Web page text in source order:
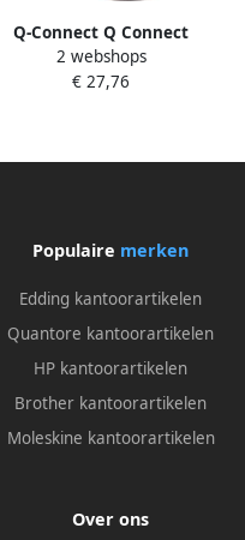
Q-Connect Q Connect
onontvlambare
persluchtreiniger spuitbus
2 webshops
€ 27,76
Populaire merken
Edding kantoorartikelen
Quantore kantoorartikelen
HP kantoorartikelen
Brother kantoorartikelen
Moleskine kantoorartikelen
Over ons